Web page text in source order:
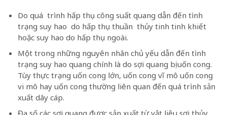
Do quá trình hấp thụ công suất quang dẫn đến tình
trạng suy hao do hấp thụ thuần thủy tinh tinh khiết
hoặc suy hao do hấp thụ ngoài.
Một trong những nguyên nhân chủ yếu dẫn đến tình
trạng suy hao quang chính là do sợi quang bị uốn cong.
Tùy thực trạng uốn cong lớn, uốn cong vĩ mô uốn cong
vi mô hay uốn cong thường liên quan đến quá trình sản
xuất dây cáp.
Đa số các sợi quang được sản xuất từ vật liệu sợi thủy